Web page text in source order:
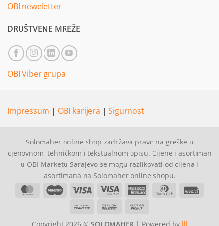
OBI neweletter
DRUŠTVENE MREŽE
OBI Viber grupa
Impressum | OBI karijera | Sigurnost
Solomaher online shop zadržava pravo na greške u
cjenovnom, tehničkom i tekstualnom opisu. Cijene i asortiman
u OBI Marketu Sarajevo se mogu razlikovati od cijena i
asortimana na Solomaher online shopu.
MasterCardMaestro Visa
Visa
American Dinners
Bank
Cash
Copyright 2026 © SOLOMAHER | Powered by lll